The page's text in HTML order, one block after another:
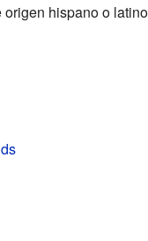
hispano o